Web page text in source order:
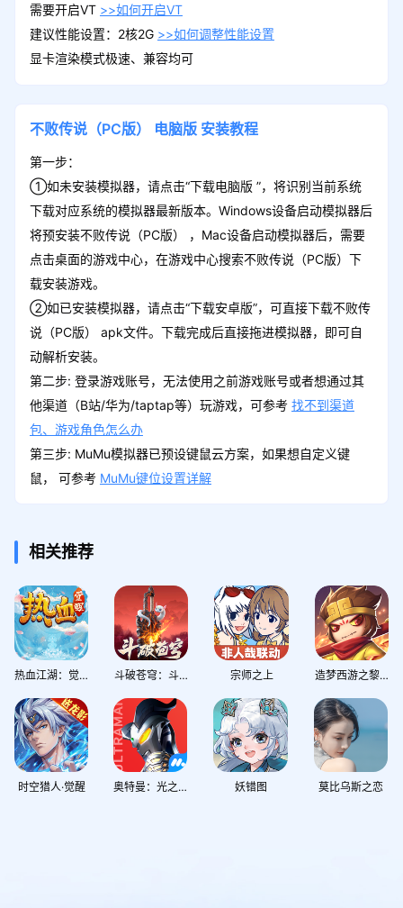
需要开启VT >>如何开启VT
建议性能设置：2核2G >>如何调整性能设置
显卡渲染模式极速、兼容均可
不败传说（PC版） 电脑版 安装教程
第一步：
①如未安装模拟器，请点击“下载电脑版 ”，将识别当前系统
下载对应系统的模拟器最新版本。Windows设备启动模拟器后
将预安装不败传说（PC版） ，Mac设备启动模拟器后，需要
点击桌面的游戏中心，在游戏中心搜索不败传说（PC版）下
载安装游戏。
②如已安装模拟器，请点击“下载安卓版”，可直接下载不败传
说（PC版） apk文件。下载完成后直接拖进模拟器，即可自
动解析安装。
第二步: 登录游戏账号，无法使用之前游戏账号或者想通过其
他渠道（B站/华为/taptap等）玩游戏，可参考 找不到渠道
包、游戏角色怎么办
第三步: MuMu模拟器已预设键鼠云方案，如果想自定义键
鼠， 可参考 MuMu键位设置详解
相关推荐
热血江湖：觉醒 斗破苍穹：斗帝之路 宗师之上 造梦西游之黎尤浩劫篇
时空猎人·觉醒 奥特曼：光之战士 妖错图 莫比乌斯之恋